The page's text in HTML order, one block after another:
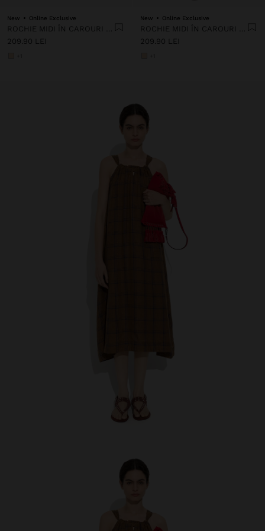
New Online Exclusive
ROCHIE MIDI ÎN CAROURI VICHY
209.90 LEI
New Online Exclusive
ROCHIE MIDI ÎN CAROURI VICHY
209.90 LEI